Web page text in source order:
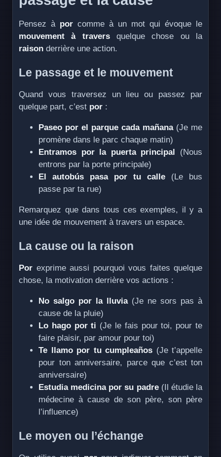
Pensez à por comme à un mot qui évoque le
mouvement à traversquelque chose ou la
raison derrière une action.
Le passage et le mouvement
Quand vous traversez un lieu ou passez par
quelque part, c’est por :
Paseo por el parque cada mañana(Je me
promène dans le parc chaque matin)
Entramos por la puerta principal (Nous
entrons par la porte principale)
El autobús pasa por tu calle (Le bus
passe par ta rue)
Remarquez que dans tous ces exemples, il y a
une idée de mouvement à travers un espace.
La cause ou la raison
Por exprime aussi pourquoi vous faites quelque
chose, la motivation derrière vos actions :
No salgo por la lluvia(Je ne sors pas à
cause de la pluie)
Lo hago por ti (Je le fais pour toi, pour te
faire plaisir, par amour pour toi)
Te llamo por tu cumpleaños (Je t’appelle
pour ton anniversaire, parce que c’est ton
anniversaire)
Estudia medicina por su padre(Il étudie la
médecine à cause de son père, son père
l’influence)
Le moyen ou l’échange